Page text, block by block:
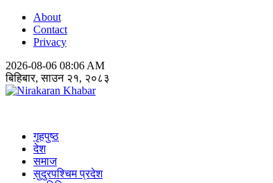
About
Contact
Privacy
2026-08-06 08:06 AM
बिहिबार, साउन २१, २०८३
गृहपुष्ठ
देश
समाज
सुदुरपश्चिम प्रदेश